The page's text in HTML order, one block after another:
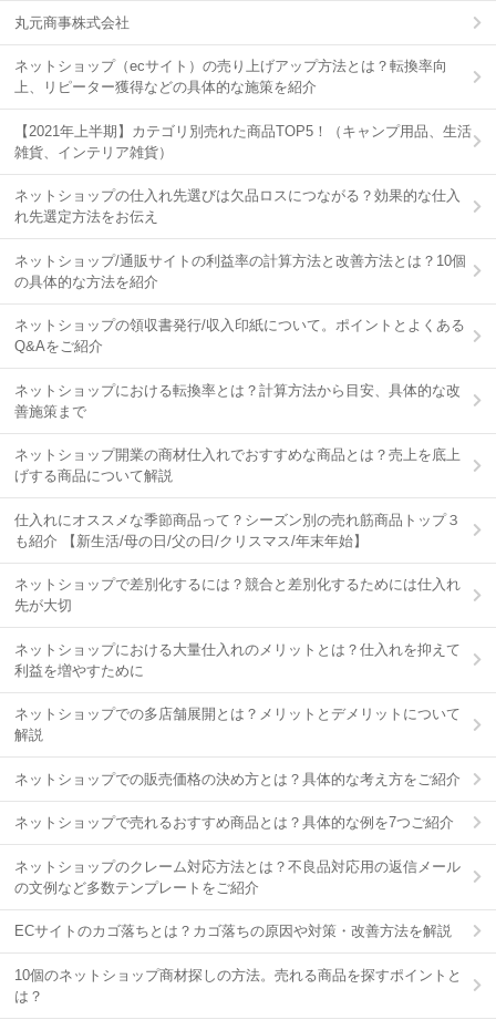
丸元商事株式会社
ネットショップ（ecサイト）の売り上げアップ方法とは？転換率向
上、リピーター獲得などの具体的な施策を紹介
【2021年上半期】カテゴリ別売れた商品TOP5！（キャンプ用品、生活
雑貨、インテリア雑貨）
ネットショップの仕入れ先選びは欠品ロスにつながる？効果的な仕入
れ先選定方法をお伝え
ネットショップ/通販サイトの利益率の計算方法と改善方法とは？10個
の具体的な方法を紹介
ネットショップの領収書発行/収入印紙について。ポイントとよくある
Q&Aをご紹介
ネットショップにおける転換率とは？計算方法から目安、具体的な改
善施策まで
ネットショップ開業の商材仕入れでおすすめな商品とは？売上を底上
げする商品について解説
仕入れにオススメな季節商品って？シーズン別の売れ筋商品トップ３
も紹介 【新生活/母の日/父の日/クリスマス/年末年始】
ネットショップで差別化するには？競合と差別化するためには仕入れ
先が大切
ネットショップにおける大量仕入れのメリットとは？仕入れを抑えて
利益を増やすために
ネットショップでの多店舗展開とは？メリットとデメリットについて
解説
ネットショップでの販売価格の決め方とは？具体的な考え方をご紹介
ネットショップで売れるおすすめ商品とは？具体的な例を7つご紹介
ネットショップのクレーム対応方法とは？不良品対応用の返信メール
の文例など多数テンプレートをご紹介
ECサイトのカゴ落ちとは？カゴ落ちの原因や対策・改善方法を解説
10個のネットショップ商材探しの方法。売れる商品を探すポイントと
は？